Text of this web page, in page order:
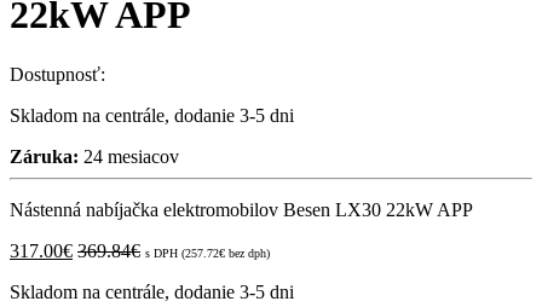
22kW APP
Dostupnosť:
Skladom na centrále, dodanie 3-5 dni
Záruka: 24 mesiacov
Nástenná nabíjačka elektromobilov Besen LX30 22kW APP
317.00€ 369.84€ s DPH (257.72€ bez dph)
Skladom na centrále, dodanie 3-5 dni